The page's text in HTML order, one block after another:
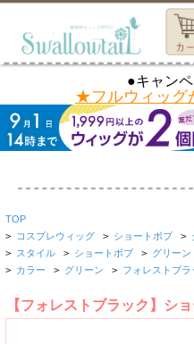
●キャン
★フルウィッグ
TOP
> コスプレウィッグ > ショートボブ >
> スタイル > ショートボブ > グリーン
> カラー > グリーン > フォレストブラ
【フォレストブラック】シ